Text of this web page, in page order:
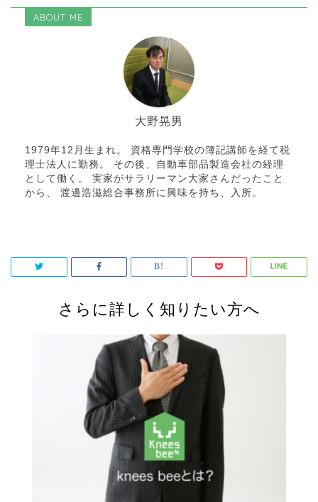
ABOUT ME
大野晃男
1979年12月生まれ。 資格専門学校の簿記講師を経て税
理士法人に勤務。 その後、自動車部品製造会社の経理
として働く。 実家がサラリーマン大家さんだったこと
から、 渡邊浩滋総合事務所に興味を持ち、入所。
さらに詳しく知りたい方へ